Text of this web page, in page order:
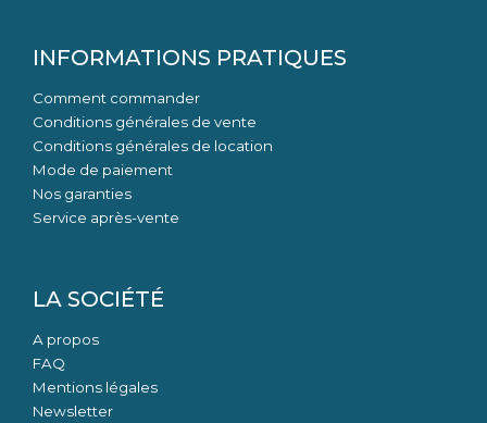
INFORMATIONS PRATIQUES
Comment commander
Conditions générales de vente
Conditions générales de location
Mode de paiement
Nos garanties
Service après-vente
LA SOCIÉTÉ
A propos
FAQ
Mentions légales
Newsletter